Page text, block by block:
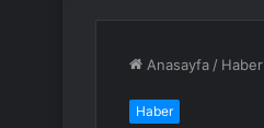
Anasayfa / Haber
Haber